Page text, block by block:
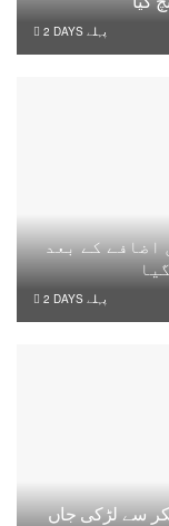
2 DAYS پہلے
اضافے کے بعد
2 DAYS پہلے
سے لڑکی جاں